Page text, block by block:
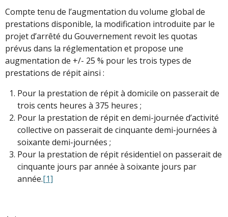
Compte tenu de l’augmentation du volume global de
prestations disponible, la modification introduite par le
projet d’arrêté du Gouvernement revoit les quotas
prévus dans la réglementation et propose une
augmentation de +/- 25 % pour les trois types de
prestations de répit ainsi :
Pour la prestation de répit à domicile on passerait de
trois cents heures à 375 heures ;
Pour la prestation de répit en demi-journée d’activité
collective on passerait de cinquante demi-journées à
soixante demi-journées ;
Pour la prestation de répit résidentiel on passerait de
cinquante jours par année à soixante jours par
année.[1]